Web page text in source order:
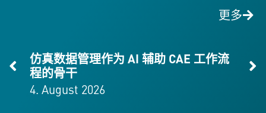
更多
仿真数据管理作为 AI 辅助 CAE 工作流
程的骨干
4. August 2026